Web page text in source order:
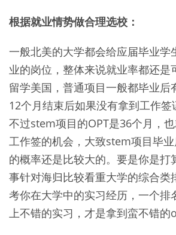
根据就业情势做合理选校：
一般北美的大学都会给应届毕业学
业的岗位，整体来说就业率都还是
留学美国，普通项目一般都毕业后
12个月结束后如果没有拿到工作签
不过stem项目的OPT是36个月，
工作签的机会，大致stem项目毕
的概率还是比较大的。要是你是打
事针对海归比较看重大学的综合类
考你在大学中的实习经历，一个排
上不错的实习，才是拿到蛮不错的